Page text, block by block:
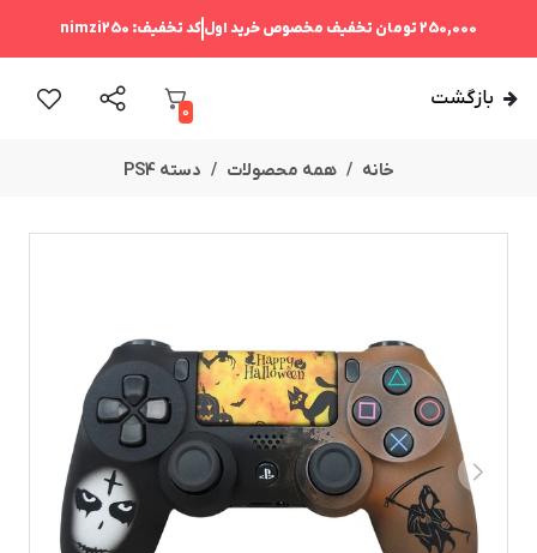
250,000 تومان تخفیف مخصوص خرید اولکد تخفیف: nimzi250
بازگشت
0
خانه همه محصولات دسته PS4